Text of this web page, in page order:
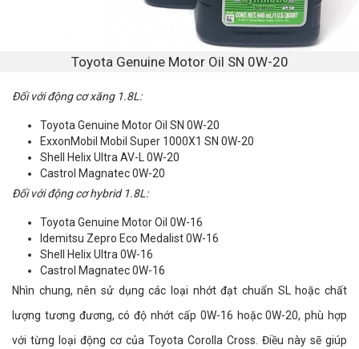
Toyota Genuine Motor Oil SN 0W-20
Đối với động cơ xăng 1.8L:
Toyota Genuine Motor Oil SN 0W-20
ExxonMobil Mobil Super 1000X1 SN 0W-20
Shell Helix Ultra AV-L 0W-20
Castrol Magnatec 0W-20
Đối với động cơ hybrid 1.8L:
Toyota Genuine Motor Oil 0W-16
Idemitsu Zepro Eco Medalist 0W-16
Shell Helix Ultra 0W-16
Castrol Magnatec 0W-16
Nhìn chung, nên sử dụng các loại nhớt đạt chuẩn SL hoặc chất
lượng tương đương, có độ nhớt cấp 0W-16 hoặc 0W-20, phù hợp
với từng loại động cơ của Toyota Corolla Cross. Điều này sẽ giúp